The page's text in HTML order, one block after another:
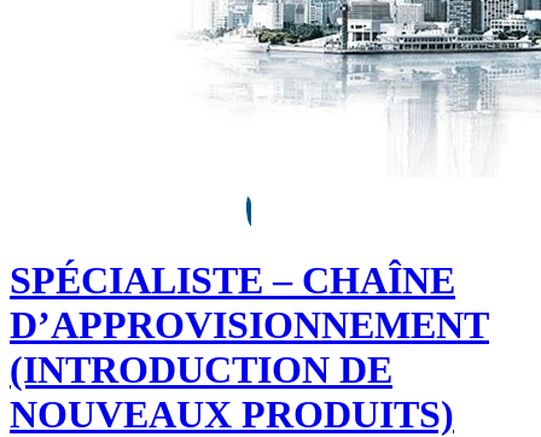
SPÉCIALISTE – CHAÎNE
D’APPROVISIONNEMENT
(INTRODUCTION DE
NOUVEAUX PRODUITS)